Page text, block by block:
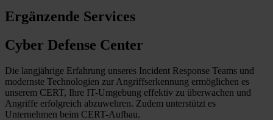
Ergänzende Services
Cyber Defense Center
Die langjährige Erfahrung unseres Incident Response Teams und
modernste Technologien zur Angriffserkennung ermöglichen es
unserem CERT, Ihre IT-Umgebung effektiv zu überwachen und
Angriffe erfolgreich abzuwehren. Zudem unterstützt es
Unternehmen beim CERT-Aufbau.